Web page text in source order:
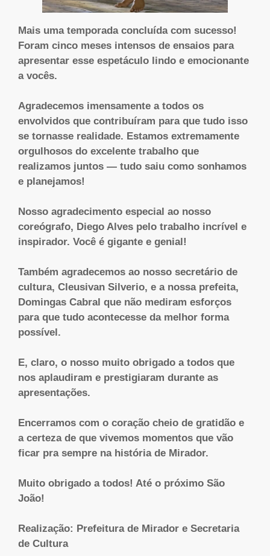
Mais uma temporada concluída com sucesso!
Foram cinco meses intensos de ensaios para
apresentar esse espetáculo lindo e emocionante
a vocês.
Agradecemos imensamente a todos os
envolvidos que contribuíram para que tudo isso
se tornasse realidade. Estamos extremamente
orgulhosos do excelente trabalho que
realizamos juntos — tudo saiu como sonhamos
e planejamos!
Nosso agradecimento especial ao nosso
coreógrafo, Diego Alves pelo trabalho incrível e
inspirador. Você é gigante e genial!
Também agradecemos ao nosso secretário de
cultura, Cleusivan Silverio, e a nossa prefeita,
Domingas Cabral que não mediram esforços
para que tudo acontecesse da melhor forma
possível.
E, claro, o nosso muito obrigado a todos que
nos aplaudiram e prestigiaram durante as
apresentações.
Encerramos com o coração cheio de gratidão e
a certeza de que vivemos momentos que vão
ficar pra sempre na história de Mirador.
Muito obrigado a todos! Até o próximo São
João!
Realização: Prefeitura de Mirador e Secretaria
de Cultura